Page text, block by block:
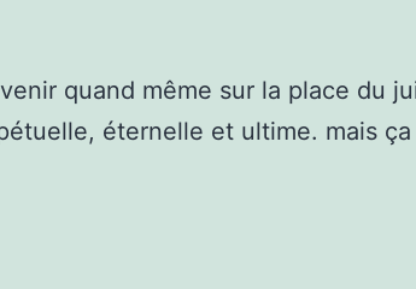
quand même sur la place du
éternelle et ultime. mais ça